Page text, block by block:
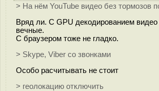
> На нём YouTube видео без тормозов
Вряд ли. С GPU декодированием
вечные.
С браузером тоже не гладко.
> Skype, Viber со звонками
Особо расчитывать не стоит
> геолокацию отключить